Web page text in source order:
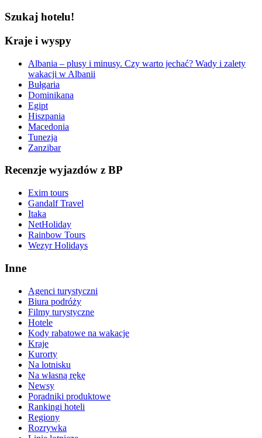
Szukaj hotelu!
Kraje i wyspy
Albania – plusy i minusy. Czy warto jechać? Wady i zalety
wakacji w Albanii
Bułgaria
Dominikana
Egipt
Hiszpania
Macedonia
Tunezja
Zanzibar
Recenzje wyjazdów z BP
Exim tours
Gandalf Travel
Itaka
NetHoliday
Rainbow Tours
Wezyr Holidays
Inne
Agenci turystyczni
Biura podróży
Filmy turystyczne
Hotele
Kody rabatowe na wakacje
Kraje
Kurorty
Na lotnisku
Na własną rękę
Newsy
Poradniki produktowe
Rankingi hoteli
Regiony
Rozrywka